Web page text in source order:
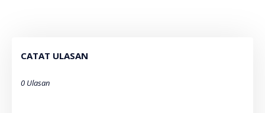
CATAT ULASAN
0 Ulasan